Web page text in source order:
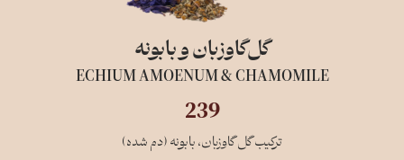
گل‌گاو‌زبان و بابونه
ECHIUM AMOENUM & CHAMOMILE
239
ترکیب گل گاوزبان، بابونه (دم شده)